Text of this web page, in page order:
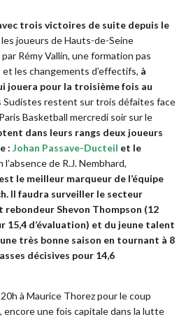
trois victoires de suite depuis le
les joueurs de Hauts-de-Seine
Rémy Vallin, une formation pas
les changements d’effectifs, à
jouera pour la troisième fois au
Sudistes restent sur trois défaites face
Basketball mercredi soir sur le
dans leurs rangs deux joueurs
: Johan Passave-Ducteil et le
l’absence de R.J. Nembhard,
le meilleur marqueur de l’équipe
Il faudra surveiller le secteur
Shevon Thompson (12
15,4 d’évaluation) et du jeune talent
très bonne saison en tournant à 8
décisives pour 14,6
à Maurice Thorez pour le coup
encore une fois capitale dans la lutte